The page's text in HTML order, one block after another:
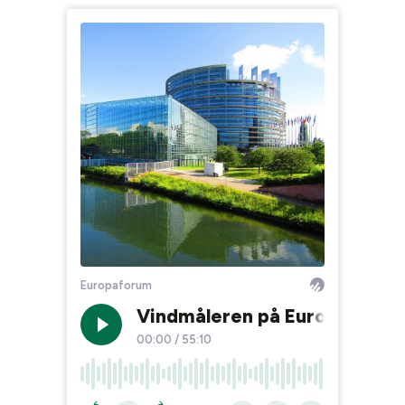
Europaforum
Vindmåleren på
00:00 / 55:10